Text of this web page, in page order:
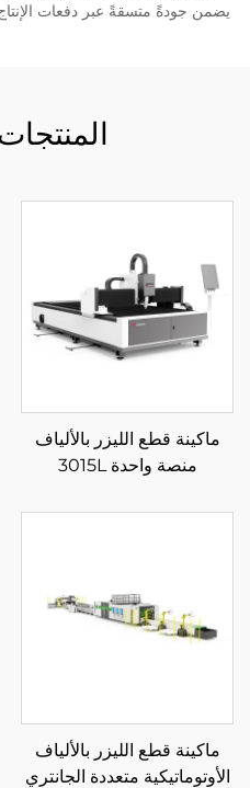
يضمن جودةً متسقةً عبر دفعات
ماكينة قطع الليزر بالألياف
منصة واحدة 3015L
ماكينة قطع الليزر بالألياف
الأوتوماتيكية متعددة الجانتري